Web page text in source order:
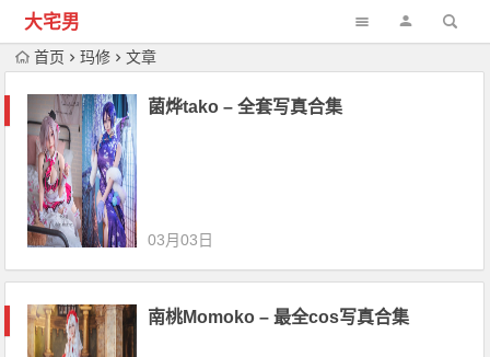
大宅男
首页 玛修 文章
菌烨tako – 全套写真合集
03月03日
南桃Momoko – 最全cos写真合集